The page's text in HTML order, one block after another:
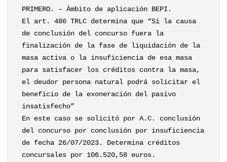
PRIMERO. – Ámbito de aplicación BEPI.
El art. 486 TRLC determina que “Si la causa
de conclusión del concurso fuera la
finalización de la fase de liquidación de la
masa activa o la insuficiencia de esa masa
para satisfacer los créditos contra la masa,
el deudor persona natural podrá solicitar el
beneficio de la exoneración del pasivo
insatisfecho”
En este caso se solicitó por A.C. conclusión
del concurso por conclusión por insuficiencia
de fecha 26/07/2023. Determina créditos
concursales por 106.520,58 euros.